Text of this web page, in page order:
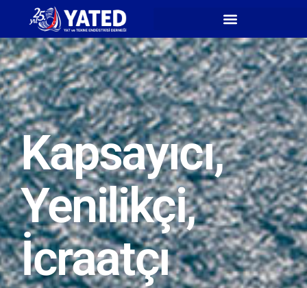
Kapsayıcı,
Yenilikçi,
İcraatçı